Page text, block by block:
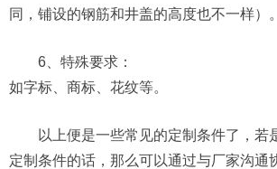
同，铺设的钢筋和井盖的高度也不一样）。
6、特殊要求：
如字标、商标、花纹等。
以上便是一些常见的定制条件了，若
定制条件的话，那么可以通过与厂家沟通